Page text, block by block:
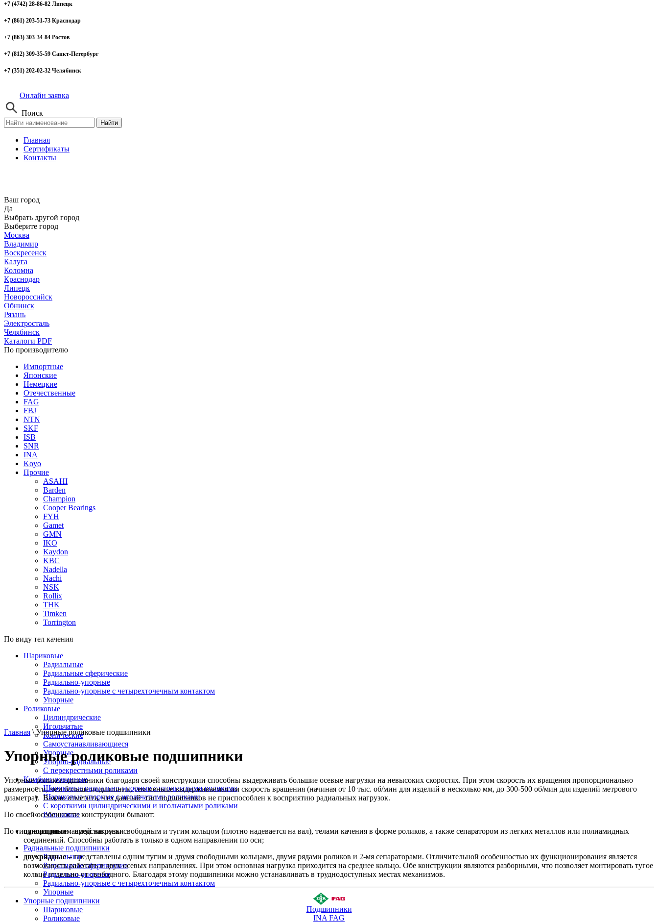
+7 (4742) 28-86-82 Липецк
+7 (861) 203-51-73 Краснодар
+7 (863) 303-34-84 Ростов
+7 (812) 309-35-59 Санкт-Петербург
+7 (351) 202-02-32 Челябинск
Онлайн заявка
Поиск
Найти
Главная
Сертификаты
Контакты
Ваш город
Да
Выбрать другой город
Выберите город
Москва
Владимир
Воскресенск
Калуга
Коломна
Краснодар
Липецк
Новороссийск
Обнинск
Рязань
Электросталь
Челябинск
Каталоги PDF
По производителю
Импортные
Японские
Немецкие
Отечественные
FAG
FBJ
NTN
SKF
ISB
SNR
INA
Koyo
Прочие
ASAHI
Barden
Champion
Cooper Bearings
FYH
Gamet
GMN
IKO
Kaydon
KBC
Nadella
Nachi
NSK
Rollix
THK
Timken
Torrington
По виду тел качения
Шариковые
Радиальные
Радиальные сферические
Радиально-упорные
Радиально-упорные с четырехточечным контактом
Упорные
Роликовые
Цилиндрические
Игольчатые
Конические
Самоустанавливающиеся
Упорные
Упорно-радиальные
C перекрестными роликами
Комбинированные
Шариковые радиально-упорные с игольчатыми роликами
Шариковые упорные с игольчатыми роликами
С короткими цилиндрическими и игольчатыми роликами
Роликовые
По типу воспринимаемой нагрузки
Радиальные подшипники
Радиальные
Радиальные сферические
Радиально-упорные
Радиально-упорные с четырехточечным контактом
Упорные
Упорные подшипники
Шариковые
Роликовые
Главная \ Упорные роликовые подшипники
Упорные роликовые подшипники
Упорные роликоподшипники благодаря своей конструкции способны выдерживать большие осевые нагрузки на невысоких скоростях. При этом скорость их вращения пропорционально
размерности, чем больше подшипник, тем меньше выдерживаемая им скорость вращения (начиная от 10 тыс. об/мин для изделий в несколько мм, до 300-500 об/мин для изделий метрового
диаметра). Важно отметить, что данный тип подшипников не приспособлен к восприятию радиальных нагрузок.
По своей особенности конструкции бывают:
однорядные– представлены свободным и тугим кольцом (плотно надевается на вал), телами качения в форме роликов, а также сепаратором из легких металлов или полиамидных
соединений. Способны работать в только в одном направлении по оси;
двухрядные– представлены одним тугим и двумя свободными кольцами, двумя рядами роликов и 2-мя сепараторами. Отличительной особенностью их функционирования является
возможность работать в двух осевых направлениях. При этом основная нагрузка приходится на среднее кольцо. Обе конструкции являются разборными, что позволяет монтировать тугое
кольцо отдельно от свободного. Благодаря этому подшипники можно устанавливать в труднодоступных местах механизмов.
Подшипники
INA FAG